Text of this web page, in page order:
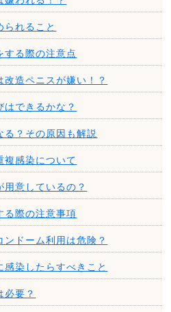
られること
する際の注意点
造ペニスが嫌い！？
はできるかな？
る？その原因も解説
複感染について
用意しているの？
る際の注意事項
ドーム利用は危険？
染したらすべきこと
必要？